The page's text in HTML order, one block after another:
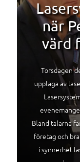
när
värd
Torsdagen
upplaga av
Bland talarna
företag och
– i synnerhet